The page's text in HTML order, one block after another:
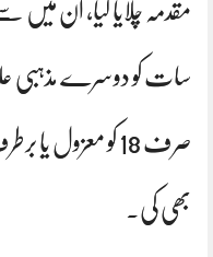
سات کو دوسرے مذہبی
صرف 18 کو معزول
بھی کی۔